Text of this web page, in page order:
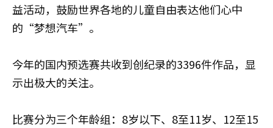
益活动，鼓励世界各地的儿童自由表达他们心中
的“梦想汽车”。
今年的国内预选赛共收到创纪录的3396件作品，显
示出极大的关注。
比赛分为三个年龄组：8岁以下、8至11岁、12至15